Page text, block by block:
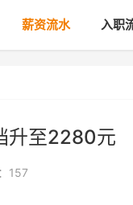
薪资流水 入职
升至2280元
157